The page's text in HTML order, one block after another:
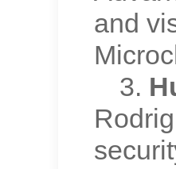
and
3.